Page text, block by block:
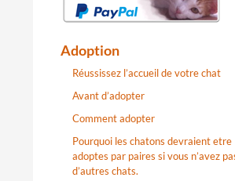
Adoption
Réussissez l’accueil de votre chat
Avant d’adopter
Comment adopter
Pourquoi les chatons devraient etre
adoptes par paires si vous n’avez
d’autres chats.